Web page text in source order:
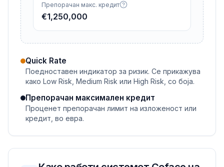
Препорачан макс. кредит
€1,250,000
Quick Rate
Поедноставен индикатор за ризик. Се прикажува
како Low Risk, Medium Risk или High Risk, со боја.
Препорачан максимален кредит
Проценет препорачан лимит на изложеност или
кредит, во евра.